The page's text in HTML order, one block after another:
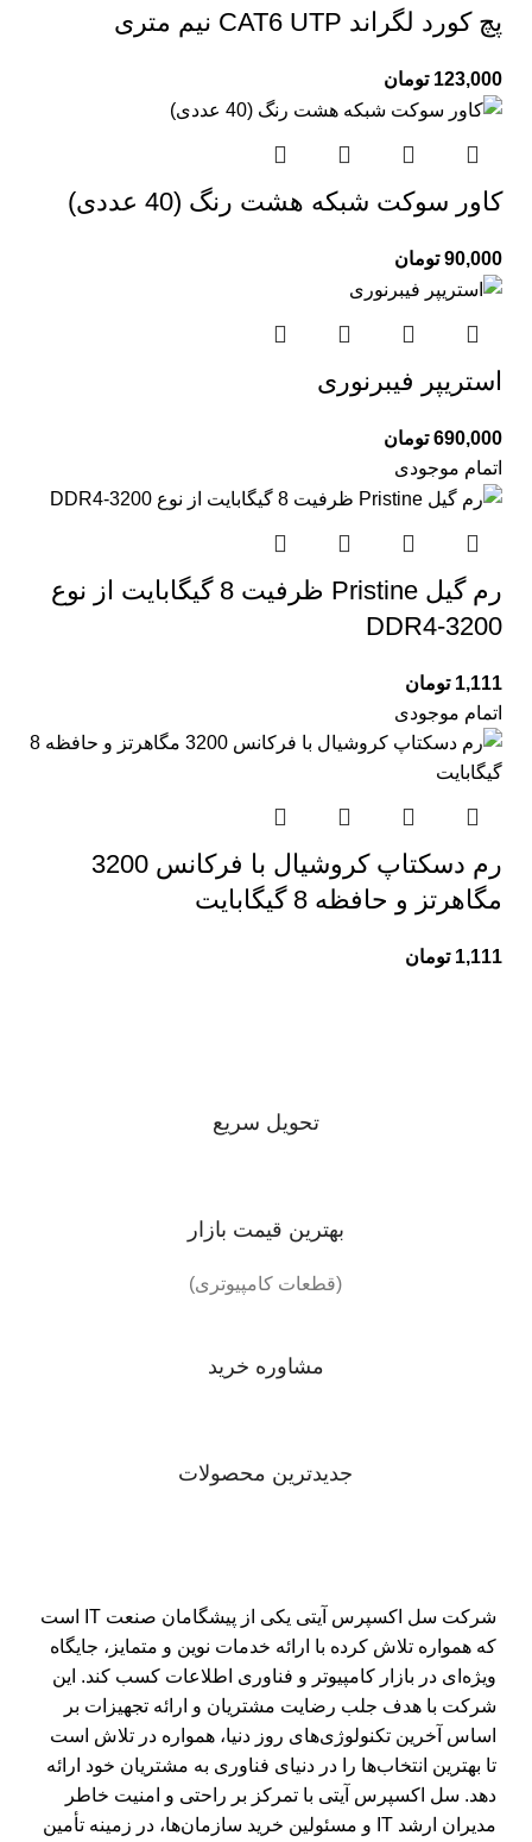
پچ کورد لگراند CAT6 UTP نیم متری
123,000 تومان
کاور سوکت شبکه هشت رنگ (40 عددی)
90,000 تومان
استریپر فیبرنوری
690,000 تومان
اتمام موجودی
رم گیل Pristine ظرفیت 8 گیگابایت از نوع
DDR4-3200
1,111 تومان
اتمام موجودی
رم دسکتاپ کروشیال با فرکانس 3200
مگاهرتز و حافظه 8 گیگابایت
1,111 تومان
تحویل سریع
بهترین قیمت بازار
(قطعات کامپیوتری)
مشاوره خرید
جدیدترین محصولات
شرکت سل اکسپرس آیتی یکی از پیشگامان صنعت IT است
که همواره تلاش کرده با ارائه خدمات نوین و متمایز، جایگاه
ویژه‌ای در بازار کامپیوتر و فناوری اطلاعات کسب کند. این
شرکت با هدف جلب رضایت مشتریان و ارائه تجهیزات بر
اساس آخرین تکنولوژی‌های روز دنیا، همواره در تلاش است
تا بهترین انتخاب‌ها را در دنیای فناوری به مشتریان خود ارائه
دهد. سل اکسپرس آیتی با تمرکز بر راحتی و امنیت خاطر
مدیران ارشد IT و مسئولین خرید سازمان‌ها، در زمینه تأمین